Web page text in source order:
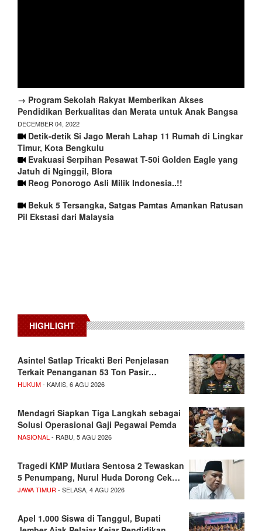
→ Program Sekolah Rakyat Memberikan Akses
Pendidikan Berkualitas dan Merata untuk Anak Bangsa
DECEMBER 04, 2022
Detik-detik Si Jago Merah Lahap 11 Rumah di Lingkar
Timur, Kota Bengkulu
Evakuasi Serpihan Pesawat T-50i Golden Eagle yang
Jatuh di Nginggil, Blora
Reog Ponorogo Asli Milik Indonesia..!!
Bekuk 5 Tersangka, Satgas Pamtas Amankan Ratusan
Pil Ekstasi dari Malaysia
HIGHLIGHT
Asintel Satlap Tricakti Beri Penjelasan
Terkait Penanganan 53 Ton Pasir…
HUKUM- KAMIS, 6 AGU 2026
Mendagri Siapkan Tiga Langkah sebagai
Solusi Operasional Gaji Pegawai Pemda
NASIONAL - RABU, 5 AGU 2026
Tragedi KMP Mutiara Sentosa 2 Tewaskan
5 Penumpang, Nurul Huda Dorong Cek…
JAWA TIMUR - SELASA, 4 AGU 2026
Apel 1.000 Siswa di Tanggul, Bupati